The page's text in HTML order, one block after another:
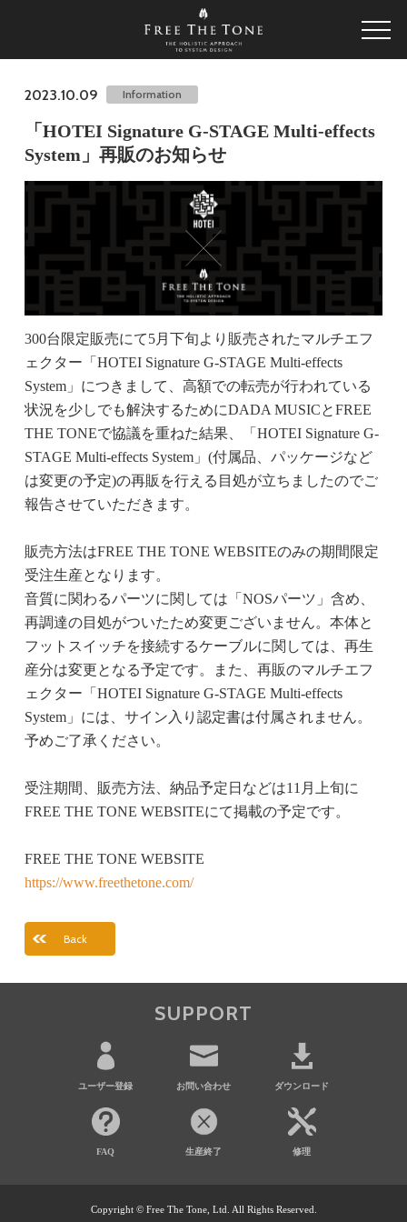
2023.10.09 Information
「HOTEI Signature G-STAGE Multi-effects
System」再販のお知らせ
300台限定販売にて5月下旬より販売されたマルチエフ
ェクター「HOTEI Signature G-STAGE Multi-effects
System」につきまして、高額での転売が行われている
状況を少しでも解決するためにDADA MUSICとFREE
THE TONEで協議を重ねた結果、「HOTEI Signature G-
STAGE Multi-effects System」(付属品、パッケージなど
は変更の予定)の再販を行える目処が立ちましたのでご
報告させていただきます。
販売方法はFREE THE TONE WEBSITEのみの期間限定
受注生産となります。
音質に関わるパーツに関しては「NOSパーツ」含め、
再調達の目処がついたため変更ございません。本体と
フットスイッチを接続するケーブルに関しては、再生
産分は変更となる予定です。また、再販のマルチエフ
ェクター「HOTEI Signature G-STAGE Multi-effects
System」には、サイン入り認定書は付属されません。
予めご了承ください。
受注期間、販売方法、納品予定日などは11月上旬に
FREE THE TONE WEBSITEにて掲載の予定です。
FREE THE TONE WEBSITE
https://www.freethetone.com/
Back
SUPPORT
ユーザー登録 お問い合わせ ダウンロード
FAQ 生産終了 修理
Copyright © Free The Tone, Ltd. All Rights Reserved.